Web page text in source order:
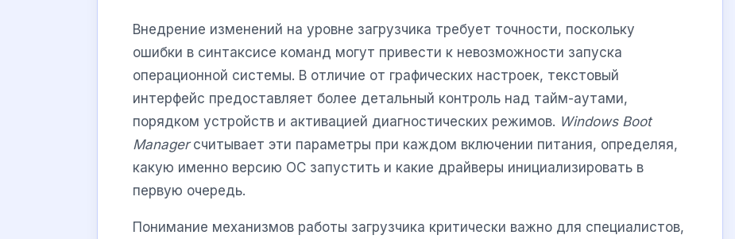
Внедрение изменений на уровне загрузчика требует точности, поскольку
ошибки в синтаксисе команд могут привести к невозможности запуска
операционной системы. В отличие от графических настроек, текстовый
интерфейс предоставляет более детальный контроль над тайм-аутами,
порядком устройств и активацией диагностических режимов. Windows Boot
Managerсчитывает эти параметры при каждом включении питания, определяя,
какую именно версию ОС запустить и какие драйверы инициализировать в
первую очередь.
Понимание механизмов работы загрузчика критически важно для специалистов,